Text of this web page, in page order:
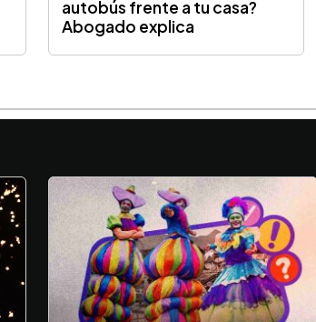
autobús frente a tu casa?
Abogado explica